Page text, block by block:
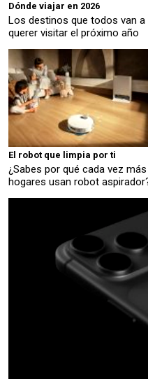
Dónde viajar en 2026
Los destinos que todos van a
querer visitar el próximo año
El robot que limpia por ti
¿Sabes por qué cada vez más
hogares usan robot